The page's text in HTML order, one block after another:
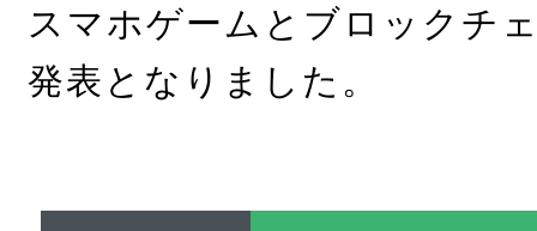
スマホゲームとブロックチ
発表となりました。